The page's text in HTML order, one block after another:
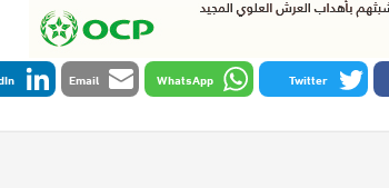
Twitter
WhatsApp
Email